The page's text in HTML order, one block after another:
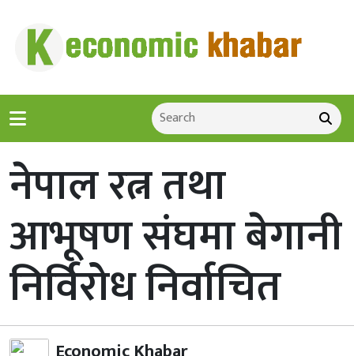
नेपाल रत्न तथा
आभूषण संघमा बेगानी
निर्विरोध निर्वाचित